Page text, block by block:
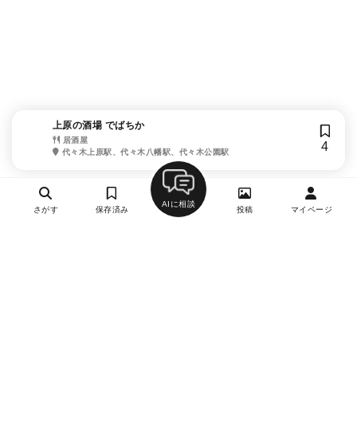
上原の酒場 でばちか
居酒屋
代々木上原駅、代々木八幡駅、代々木公園駅
4
さがす 保存済み
AIに相談
投稿 マイページ